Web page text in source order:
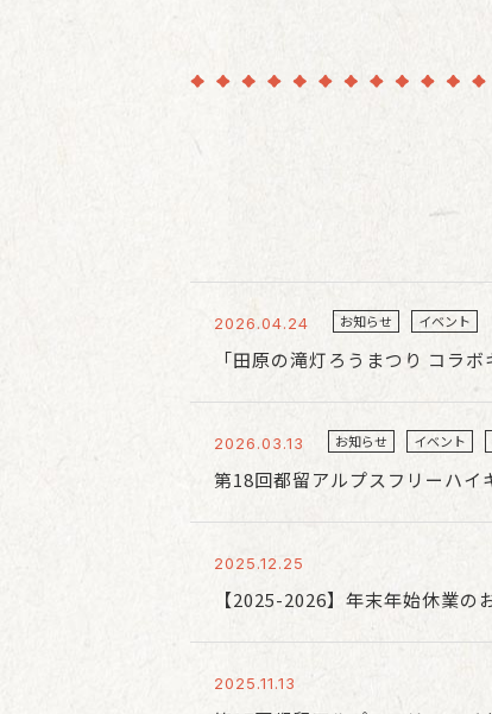
2026.04.24 お知らせ イベント
「田原の滝灯ろうまつり コラ
2026.03.13 お知らせ イベント
第18回都留アルプスフリーハイ
2025.12.25
【2025-2026】年末年始休業の
2025.11.13